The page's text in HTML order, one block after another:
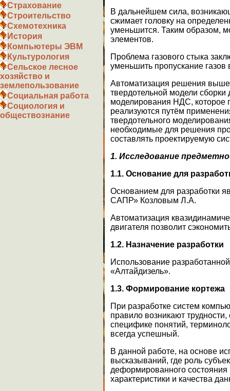
Страхование
Строительство
Схемотехника
История
Компьютеры ЭВМ
Культурология
Сельское лесное
хозяйство и
землепользование
Социальная работа
Социология и
обществознание
В дальнейшем сила,
сжимает головку на
уменьшится. Таким образом,
элементов.
Проблема газового стыка
уменьшить пропускание газов
Автоматизация решения
твердотельной модели сборки
моделирования НДС, которое
реализуются путём
твердотельного
необходимые для решения
составлять проектируемую
1. Исследование
1.1. Основание для
Основанием для разработки
САПР» Козловым Л.А.
Автоматизация
двигателя позволит
1.2. Назначение разработки
Использование
«Алтайдизель».
1.3. Формирование кортежа
При разработке систем
правило возникают
специфике понятий,
всегда успешный.
В данной работе, на основе
высказываний, где роль
деформированного
характеристики и качества